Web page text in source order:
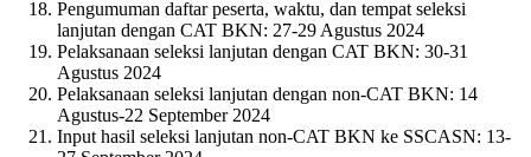
Pengumuman daftar peserta, waktu, dan tempat seleksi
lanjutan dengan CAT BKN: 27-29 Agustus 2024
Pelaksanaan seleksi lanjutan dengan CAT BKN: 30-31
Agustus 2024
Pelaksanaan seleksi lanjutan dengan non-CAT BKN: 14
Agustus-22 September 2024
Input hasil seleksi lanjutan non-CAT BKN ke SSCASN: 13-